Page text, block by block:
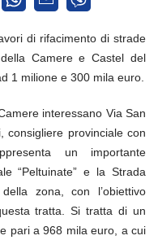
di rifacimento di strade
Camere e Castel del
1 milione e 300 mila euro.
interessano Via San
consigliere provinciale con
un importante
“Peltuinate” e la Strada
zona, con l’obiettivo
tratta. Si tratta di un
pari a 968 mila euro, a cui